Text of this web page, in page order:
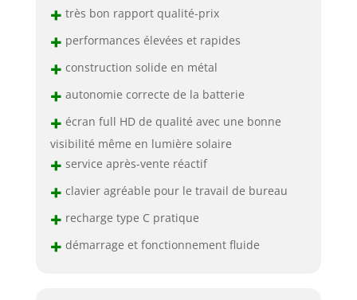
+ très bon rapport qualité-prix
+ performances élevées et rapides
+ construction solide en métal
+ autonomie correcte de la batterie
+ écran full HD de qualité avec une bonne
visibilité même en lumière solaire
+ service après-vente réactif
+ clavier agréable pour le travail de bureau
+ recharge type C pratique
+ démarrage et fonctionnement fluide